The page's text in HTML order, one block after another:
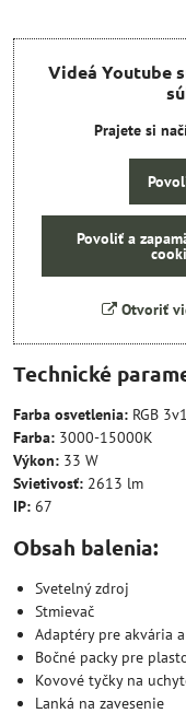
Videá Youtube
Prajete si
Povoliť a
Otvoriť
Technické
Farba osvetlenia: RGB
Farba: 3000-15000K
Výkon: 33 W
Svietivosť: 2613 lm
IP: 67
Obsah balenia:
Svetelný zdroj
Stmievač
Adaptéry pre akvária
Bočné packy pre
Kovové tyčky na
Lanká na zavesenie